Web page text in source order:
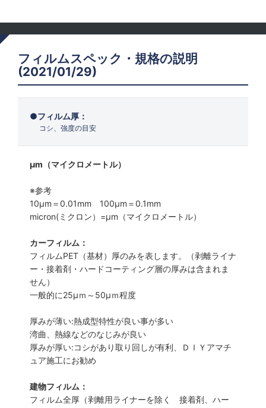
フィルムスペック・規格の説明
(2021/01/29)
フィルム厚：
コシ、強度の目安
μm（マイクロメートル）
※参考
10μm＝0.01mm 100μm＝0.1mm
micron(ミクロン）=µm（マイクロメートル）
カーフィルム：
フィルムPET（基材）厚のみを表します。（剥離ライナ
ー・接着剤・ハードコーティング層の厚みは含まれま
せん）
一般的に25µｍ～50µｍ程度
厚みが薄い:熱成型特性が良い事が多い
湾曲、熱線などのなじみが良い
厚みが厚い:コシがあり取り回しが有利、ＤＩＹアマチ
ュア施工にお勧め
建物フィルム：
フィルム全厚（剥離用ライナーを除く 接着剤、ハー